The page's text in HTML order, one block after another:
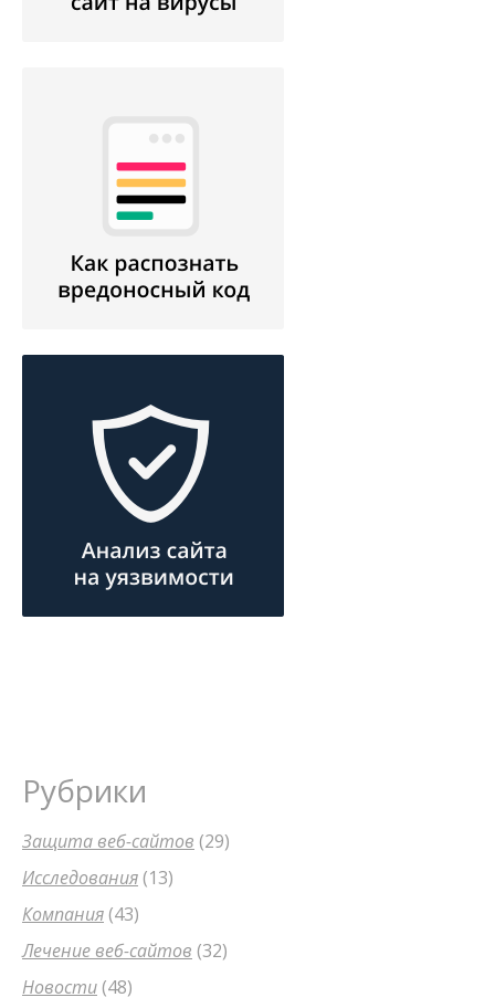
Рубрики
Защита веб-сайтов (29)
Исследования(13)
Компания(43)
Лечение веб-сайтов (32)
Новости(48)